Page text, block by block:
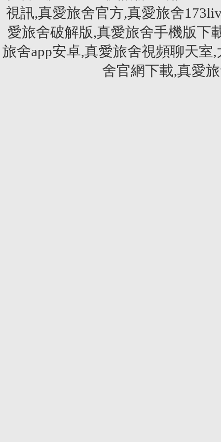
視訊,真愛旅舍官方,真愛旅舍
愛旅舍破解版,真愛旅舍手機版下
旅舍app安卓,真愛旅舍視頻聊天
舍官網下載,真愛